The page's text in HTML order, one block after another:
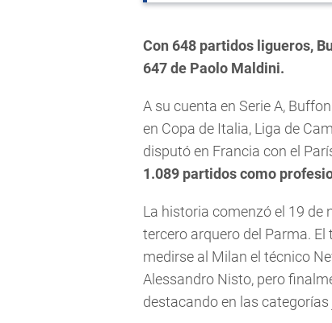
Con 648 partidos ligueros,
647 de Paolo Maldini.
A su cuenta en Serie A,
en Copa de Italia, Liga de
disputó en Francia con el
1.089 partidos como
La historia comenzó el 19 de
tercero arquero del Parma.
medirse al Milan el técnico
Alessandro Nisto, pero
destacando en las categorías